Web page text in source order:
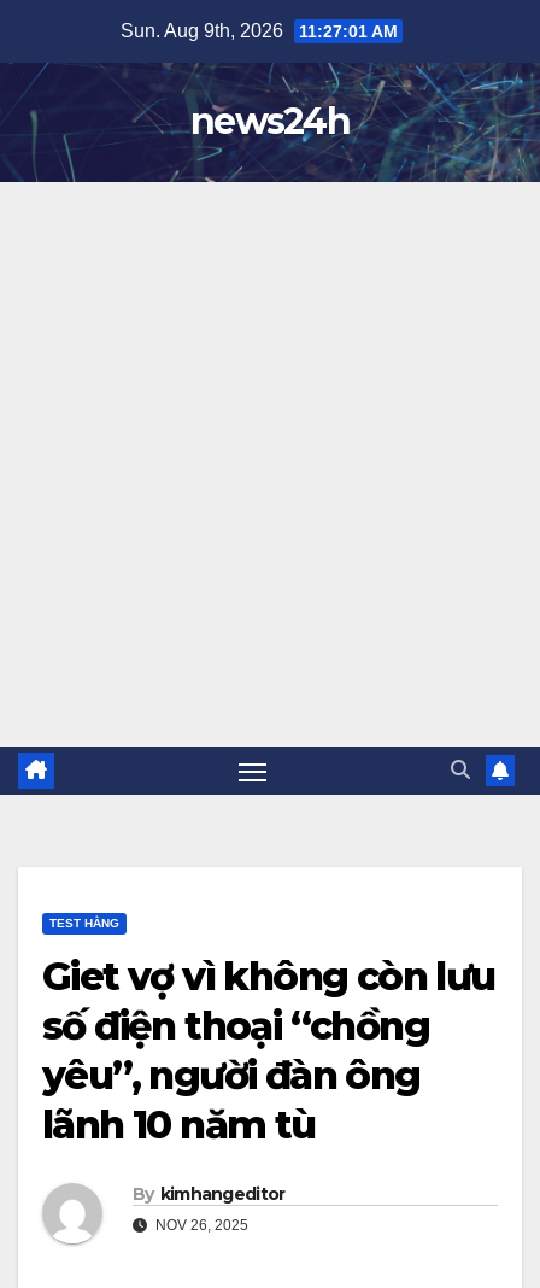
content
Sun. Aug 9th, 2026 11:27:04 AM
news24h
TEST HẰNG
Giet vợ vì không còn lưu
số điện thoại “chồng
yêu”, người đàn ông
lãnh 10 năm tù
By kimhangeditor
NOV 26, 2025